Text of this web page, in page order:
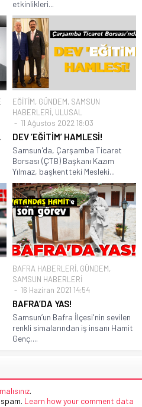
etkinlikleri...
EĞİTİM, GÜNDEM, SAMSUN
HABERLERİ, ULUSAL
11 Ağustos 2022 18:03
DEV ‘EĞİTİM’ HAMLESİ!
Samsun'da, Çarşamba Ticaret
Borsası (ÇTB) Başkanı Kazım
Yılmaz, başkentteki Mesleki...
BAFRA HABERLERİ, GÜNDEM,
SAMSUN HABERLERİ
16 Haziran 2021 14:54
BAFRA’DA YAS!
Samsun’un Bafra İlçesi'nin sevilen
renkli simalarından iş insanı Hamit
Genç,...
.
Learn how your comment data